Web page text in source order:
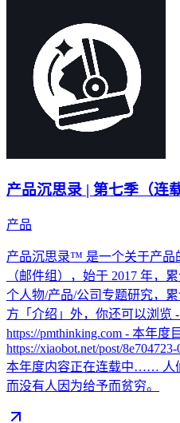
产品沉思录 | 第七季（连
产品
产品沉思录™ 是一个关于产品
（邮件组），始于 2017 年，
个人物/产品/公司专题研究，
方「介绍」外，你还可以浏览 -
https://pmthinking.com - 本年度
https://xiaobot.net/post/
本年度内容正在连载中…… 人
而没有人因为给予而贫穷。